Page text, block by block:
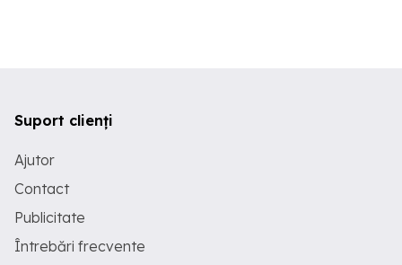
Suport clienți
Ajutor
Contact
Publicitate
Întrebări frecvente